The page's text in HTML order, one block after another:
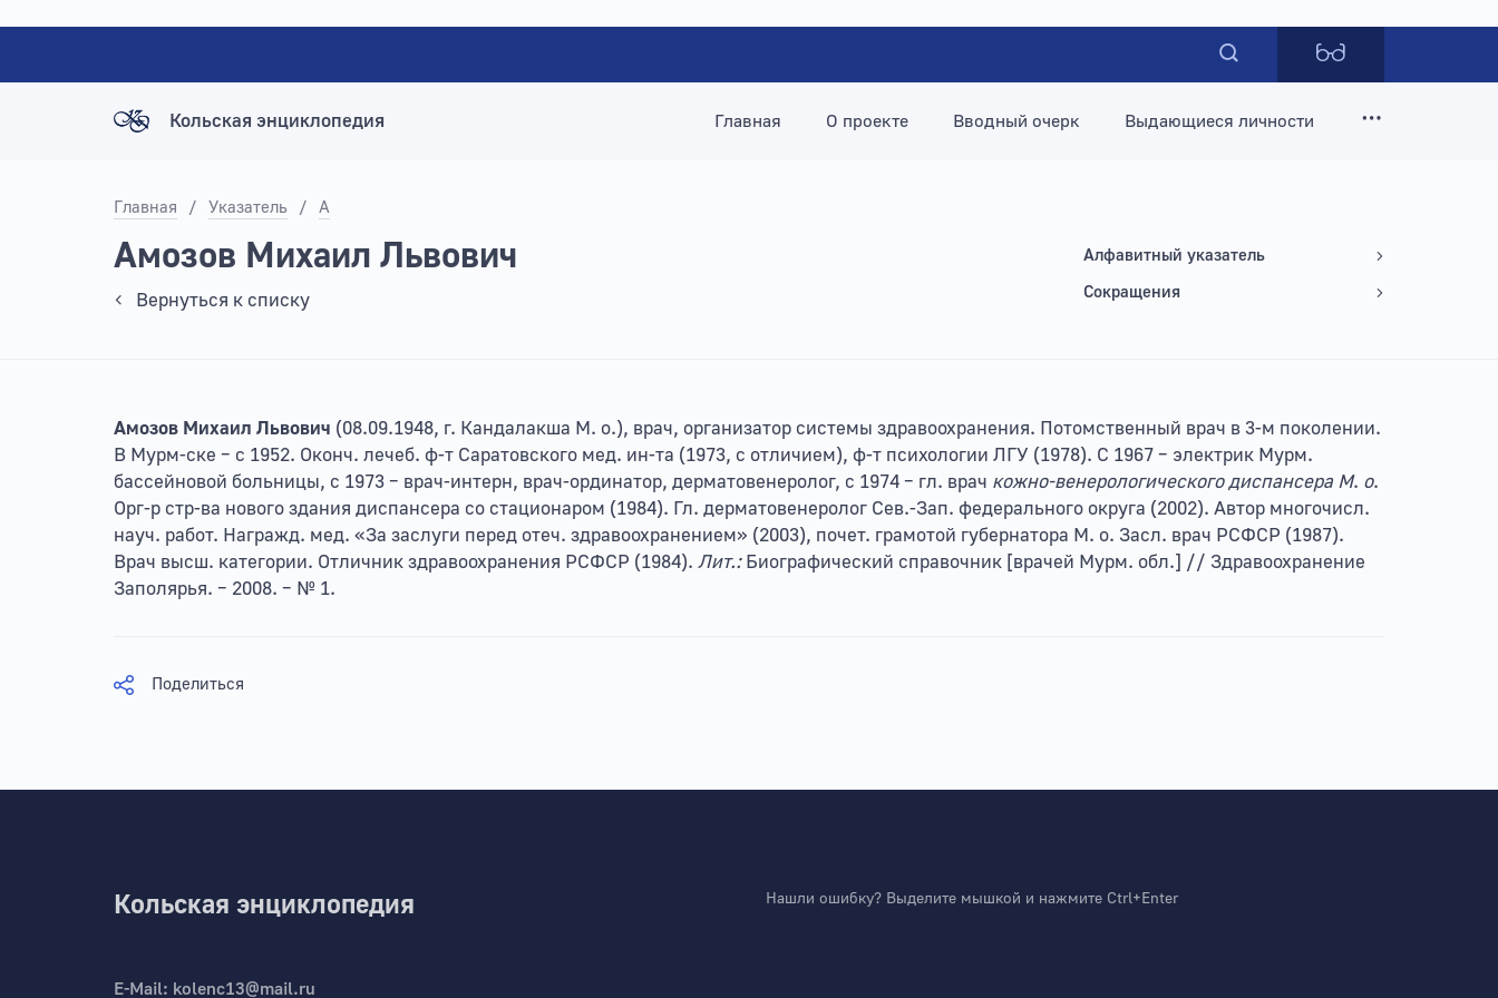
Кольская энциклопедия Главная О проекте Вводный очерк Выдающиеся личности
Главная / Указатель / А
Амозов Михаил Львович
Вернуться к списку
Алфавитный указатель
Сокращения
Амозов Михаил Львович (08.09.1948, г. Кандалакша М. о.), врач, организатор системы здравоохранения. Потомственный врач в 3-м поколении.
В Мурм-ске – с 1952. Оконч. лечеб. ф-т Саратовского мед. ин-та (1973, с отличием), ф-т психологии ЛГУ (1978). С 1967 – электрик Мурм.
бассейновой больницы, с 1973 – врач-интерн, врач-ординатор, дерматовенеролог, с 1974 – гл. врач кожно-венерологического диспансера М. о.
Орг-р стр-ва нового здания диспансера со стационаром (1984). Гл. дерматовенеролог Сев.-Зап. федерального округа (2002). Автор многочисл.
науч. работ. Награжд. мед. «За заслуги перед отеч. здравоохранением» (2003), почет. грамотой губернатора М. о. Засл. врач РСФСР (1987).
Врач высш. категории. Отличник здравоохранения РСФСР (1984). Лит.:Биографический справочник [врачей Мурм. обл.] // Здравоохранение
Заполярья. – 2008. – № 1.
Поделиться
Кольская энциклопедия
E-Mail: kolenc13@mail.ru
Нашли ошибку? Выделите мышкой и нажмите Ctrl+Enter